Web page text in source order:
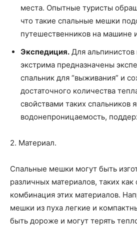
места. Опытные туристы
что такие спальные мешки
путешественников на машине
Экспедиция. Для
экстрима предназначены
спальник для “выживания” и
достаточного количества
свойствами таких спальников
водонепроницаемость,
2. Материал.
Спальные мешки могут быть
различных материалов, таких как
комбинация этих материалов.
мешки из пуха легкие и
быть дороже и могут терять